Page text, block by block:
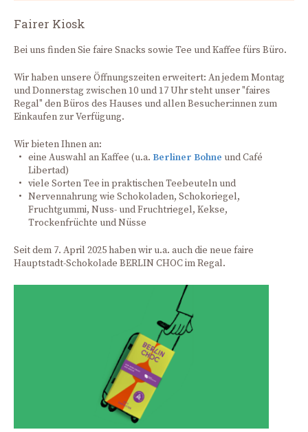
Fairer Kiosk
Bei uns finden Sie faire Snacks sowie Tee und Kaffee fürs Büro.
Wir haben unsere Öffnungszeiten erweitert: An jedem Montag
und Donnerstag zwischen 10 und 17 Uhr steht unser "faires
Regal" den Büros des Hauses und allen Besucher:innen zum
Einkaufen zur Verfügung.
Wir bieten Ihnen an:
eine Auswahl an Kaffee (u.a. Berliner Bohne und Café
Libertad)
viele Sorten Tee in praktischen Teebeuteln und
Nervennahrung wie Schokoladen, Schokoriegel,
Fruchtgummi, Nuss- und Fruchtriegel, Kekse,
Trockenfrüchte und Nüsse
Seit dem 7. April 2025 haben wir u.a. auch die neue faire
Hauptstadt-Schokolade BERLIN CHOC im Regal.